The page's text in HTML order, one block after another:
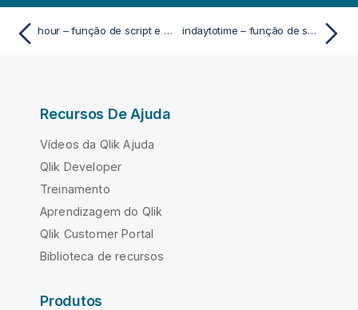
hour – função de script e gráfico indaytotime – função de script e gráfico
Recursos De Ajuda
Vídeos da Qlik Ajuda
Qlik Developer
Treinamento
Aprendizagem do Qlik
Qlik Customer Portal
Biblioteca de recursos
Produtos